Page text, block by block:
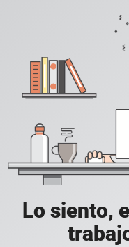
Lo siento,